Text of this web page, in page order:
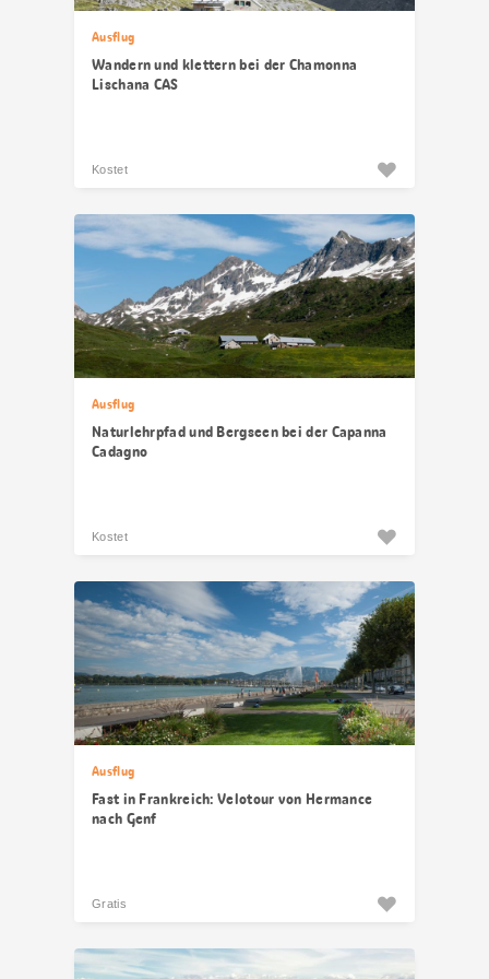
Ausflug
Wandern und klettern bei der Chamonna
Lischana CAS
Kostet
Ausflug
Naturlehrpfad und Bergseen bei der Capanna
Cadagno
Kostet
Ausflug
Fast in Frankreich: Velotour von Hermance
nach Genf
Gratis